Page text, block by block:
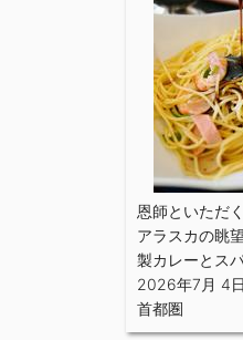
恩師といただ
アラスカの眺
製カレーとス
2026年7月 4日
首都圏